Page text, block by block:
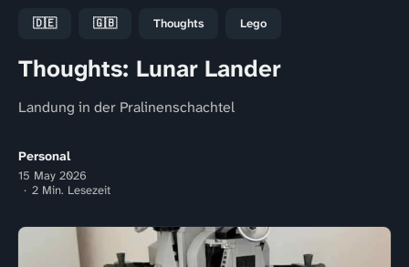
🇩🇪 🇬🇧 Thoughts Lego
Thoughts: Lunar Lander
Landung in der Pralinenschachtel
Personal
15 May 2026
2 Min. Lesezeit